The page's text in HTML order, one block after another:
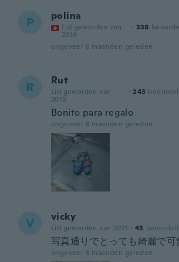
P polina
Lid geworden van
2016
· 338
ongeveer 8 maanden geleden
R Rut
Lid geworden van
2018
· 243
Bonito para regalo
ongeveer 8 maanden geleden
V vicky
Lid geworden van 2021 · 43
写真通りでとっても綺麗で可
ongeveer 8 maanden geleden